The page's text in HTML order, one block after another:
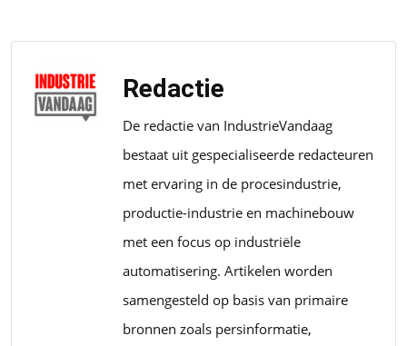
Redactie
De redactie van IndustrieVandaag
bestaat uit gespecialiseerde redacteuren
met ervaring in de procesindustrie,
productie-industrie en machinebouw
met een focus op industriële
automatisering. Artikelen worden
samengesteld op basis van primaire
bronnen zoals persinformatie,